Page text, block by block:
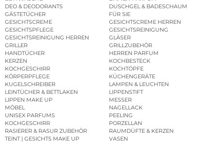
DEO & DEODORANTS
DUSCHGEL & BADESCHAUM
GÄSTETÜCHER
FÜR SIE
GESICHTSCREME
GESICHTSCREME HERREN
GESICHTSPFLEGE
GESICHTSREINIGUNG
GESICHTSREINIGUNG HERREN
GLÄSER
GRILLER
GRILLZUBEHÖR
HANDTÜCHER
HERREN PARFUM
KERZEN
KOCHBESTECK
KOCHGESCHIRR
KOCHTÖPFE
KÖRPERPFLEGE
KÜCHENGERÄTE
KUGELSCHREIBER
LAMPEN & LEUCHTEN
LEINTÜCHER & BETTLAKEN
LIPPENSTIFT
LIPPEN MAKE UP
MESSER
MÖBEL
NAGELLACK
UNISEX PARFUMS
PEELING
KOCHGESCHIRR
PORZELLAN
RASIERER & RASUR ZUBEHÖR
RAUMDÜFTE & KERZEN
TEINT | GESICHTS MAKE UP
VASEN